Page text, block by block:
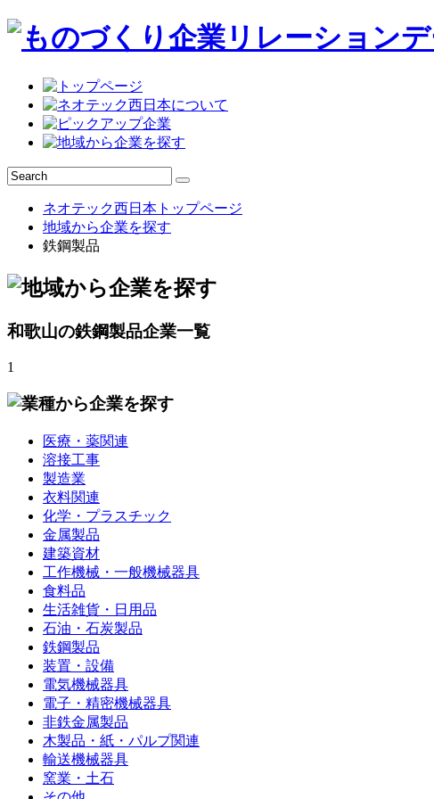
ネオテック西日本トップページ
地域から企業を探す
鉄鋼製品
和歌山の鉄鋼製品企業一覧
1
医療・薬関連
溶接工事
製造業
衣料関連
化学・プラスチック
金属製品
建築資材
工作機械・一般機械器具
食料品
生活雑貨・日用品
石油・石炭製品
鉄鋼製品
装置・設備
電気機械器具
電子・精密機械器具
非鉄金属製品
木製品・紙・パルプ関連
輸送機械器具
窯業・土石